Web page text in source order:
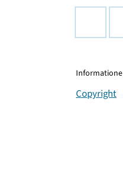
Copyright